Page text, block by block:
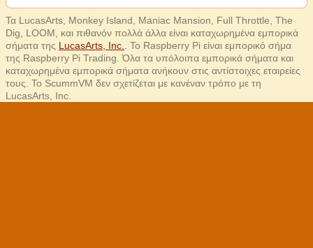
Τα LucasArts, Monkey Island, Maniac Mansion, Full Throttle, The
Dig, LOOM, και πιθανόν πολλά άλλα είναι καταχωρημένα εμπορικά
σήματα της LucasArts, Inc.
. Το Raspberry Pi είναι εμπορικό σήμα
της Raspberry Pi Trading. Όλα τα υπόλοιπα εμπορικά σήματα και
καταχωρημένα εμπορικά σήματα ανήκουν στις αντίστοιχες εταιρείες
τους. Το ScummVM δεν σχετίζεται με κανέναν τρόπο με τη
LucasArts, Inc.